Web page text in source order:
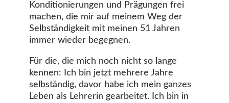
Konditionierungen und Prägungen frei
machen, die mir auf meinem Weg der
Selbständigkeit mit meinen 51 Jahren
immer wieder begegnen.
Für die, die mich noch nicht so lange
kennen: Ich bin jetzt mehrere Jahre
selbständig, davor habe ich mein ganzes
Leben als Lehrerin gearbeitet. Ich bin in